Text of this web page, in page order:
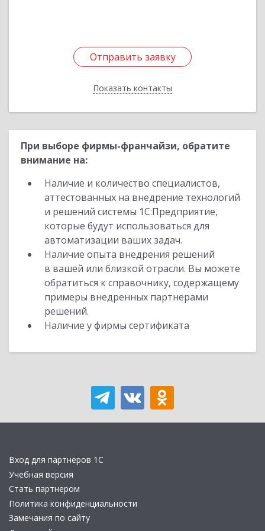
Отправить заявку
Показать контакты
Отправить заявку
Назад
При выборе фирмы-франчайзи, обратите
внимание на:
Наличие и количество специалистов,
аттестованных на внедрение технологий
и решений системы 1С:Предприятие,
которые будут использоваться для
автоматизации ваших задач.
Наличие опыта внедрения решений
в вашей или близкой отрасли. Вы можете
обратиться к справочнику, содержащему
примеры внедренных партнерами
решений.
Наличие у фирмы сертификата
Вход для партнеров 1С
Учебная версия
Стать партнером
Политика конфиденциальности
Замечания по сайту